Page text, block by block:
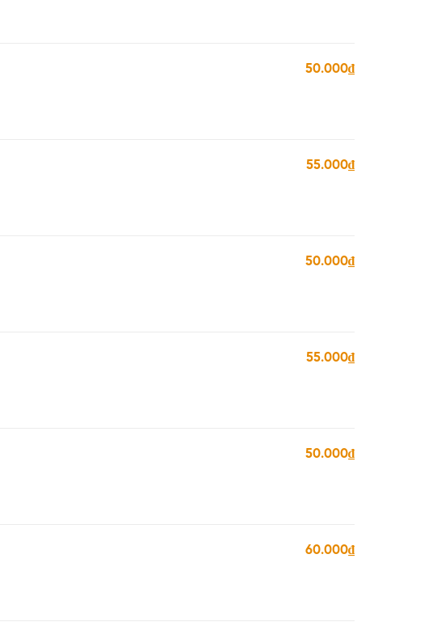
50.000₫
55.000₫
50.000₫
55.000₫
50.000₫
60.000₫